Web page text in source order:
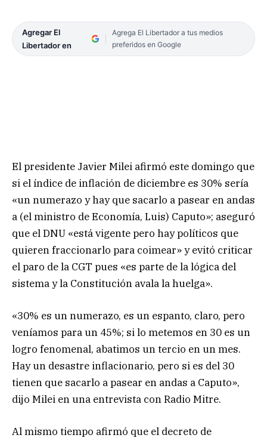
Agregar El
Libertador en
Agrega El Libertador a tus medios
preferidos en Google
El presidente Javier Milei afirmó este domingo que
si el índice de inflación de diciembre es 30% sería
«un numerazo y hay que sacarlo a pasear en andas
a (el ministro de Economía, Luis) Caputo»; aseguró
que el DNU «está vigente pero hay políticos que
quieren fraccionarlo para coimear» y evitó criticar
el paro de la CGT pues «es parte de la lógica del
sistema y la Constitución avala la huelga».
«30% es un numerazo, es un espanto, claro, pero
veníamos para un 45%; si lo metemos en 30 es un
logro fenomenal, abatimos un tercio en un mes.
Hay un desastre inflacionario, pero si es del 30
tienen que sacarlo a pasear en andas a Caputo»,
dijo Milei en una entrevista con Radio Mitre.
Al mismo tiempo afirmó que el decreto de